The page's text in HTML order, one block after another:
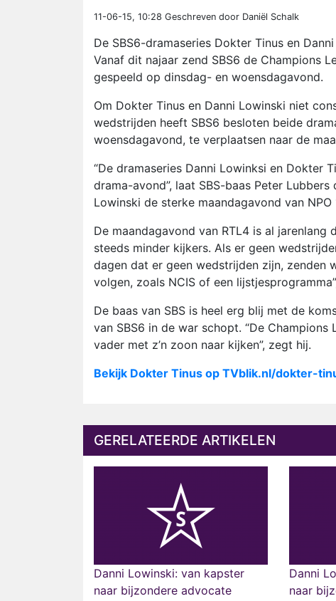
11-06-15, 10:28 Geschreven door Daniël Schalk
De SBS6-dramaseries Dokter Tinus en
Vanaf dit najaar zend SBS6 de Champions
gespeeld op dinsdag- en woensdagavond.
Om Dokter Tinus en Danni Lowinski niet
wedstrijden heeft SBS6 besloten beide
woensdagavond, te verplaatsen naar de
“De dramaseries Danni Lowinksi en Dokter
drama-avond”, laat SBS-baas Peter
Lowinski de sterke maandagavond van NPO
De maandagavond van RTL4 is al
steeds minder kijkers. Als er geen
dagen dat er geen wedstrijden zijn, zenden
volgen, zoals NCIS of een
De baas van SBS is heel erg blij met de
van SBS6 in de war schopt. “De
vader met z’n zoon naar kijken”, zegt hij.
Bekijk Dokter Tinus op TVblik.nl/dokter-
GERELATEERDE ARTIKELEN
Danni Lowinski: van kapster
naar bijzondere advocate
Danni
naar